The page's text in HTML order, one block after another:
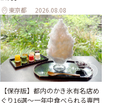
東京都 2026.08.08
【保存版】都内のかき氷有名店め
ぐり16選～一年中食べられる専門